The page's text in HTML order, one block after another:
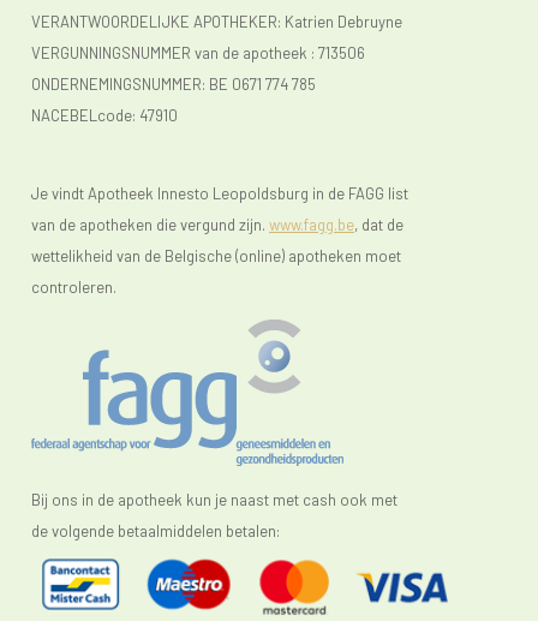
VERANTWOORDELIJKE APOTHEKER: Katrien Debruyne
VERGUNNINGSNUMMER van de apotheek : 713506
ONDERNEMINGSNUMMER: BE 0671 774 785
NACEBELcode: 47910
Je vindt Apotheek Innesto Leopoldsburg in de FAGG list
van de apotheken die vergund zijn. www.fagg.be, dat de
wettelikheid van de Belgische (online) apotheken moet
controleren.
Bij ons in de apotheek kun je naast met cash ook met
de volgende betaalmiddelen betalen: